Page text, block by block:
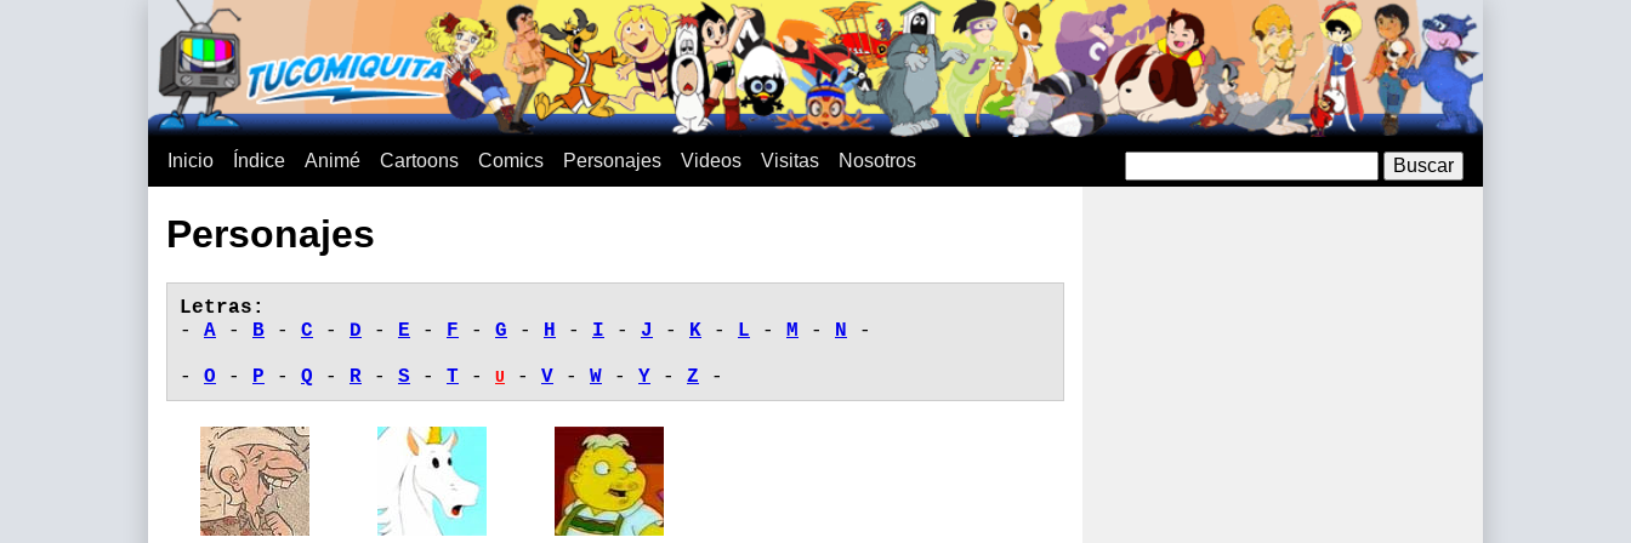
Inicio Índice Animé Cartoons Comics Personajes Videos Visitas Nosotros
Personajes
Letras:
- A - B - C - D - E - F - G - H - I - J - K - L - M - N -
- O - P - Q - R - S - T - U - V - W - Y - Z -